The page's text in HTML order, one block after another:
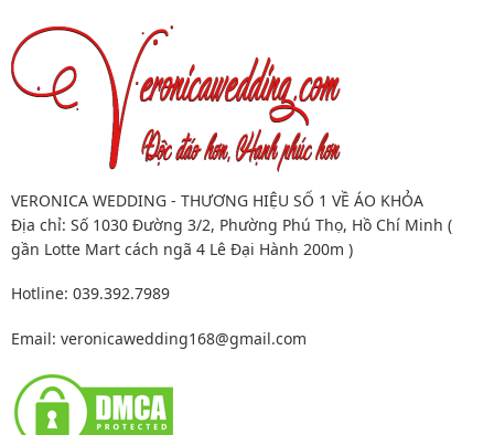
VERONICA WEDDING - THƯƠNG HIỆU SỐ 1 VỀ ÁO KHỎA
Địa chỉ: Số 1030 Đường 3/2, Phường Phú Thọ, Hồ Chí Minh (
gần Lotte Mart cách ngã 4 Lê Đại Hành 200m )
Hotline: 039.392.7989
Email: veronicawedding168@gmail.com